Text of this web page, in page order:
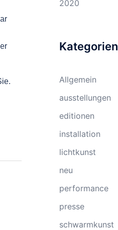
2020
Kategorien
Allgemein
ausstellungen
editionen
installation
lichtkunst
neu
performance
presse
schwarmkunst